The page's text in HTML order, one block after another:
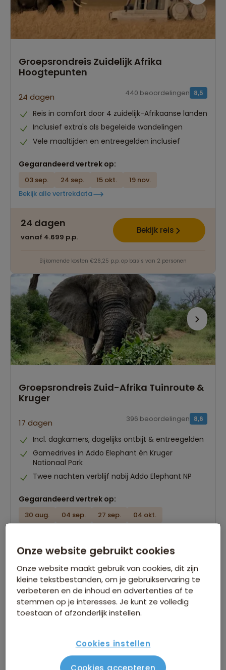
Groepsrondreis Zuidelijk Afrika
Hoogtepunten
24 dagen 8,5
440 beoordelingen
Reis in comfort door 4 zuidelijk-Afrikaanse landen
Inclusief extra's als begeleide wandelingen
Vele maaltijden en entreegelden inclusief
Gegarandeerd vertrek op:
03 sep. 24 sep. 15 okt.
19 nov.
Bekijk alle vertrekdata
24 dagen
vanaf 4.699 p.p.
Bekijk reis
Bijkomende kosten €26,25 p.p. op basis van 2 personen
Groepsrondreis Zuid-Afrika Tuinroute &
Kruger
17 dagen 8,6
396 beoordelingen
Incl. dagkamers, dagelijks ontbijt & entreegelden
Gamedrives in Addo Elephant én Kruger
Nationaal Park
Twee nachten verblijf nabij Addo Elephant NP
Gegarandeerd vertrek op:
30 aug. 04 sep. 27 sep.
04 okt.
17 dagen
vanaf 3.299 p.p.
Bekijk reis
Bijkomende kosten €26,25 p.p. op basis van 2 personen
Onze website gebruikt cookies
Onze website maakt gebruik van cookies, dit zijn
kleine tekstbestanden, om je gebruikservaring te
verbeteren en de inhoud en advertenties af te
stemmen op je interesses. Je kunt ze volledig
toestaan of afzonderlijk instellen.
Cookies instellen
Cookies accepteren